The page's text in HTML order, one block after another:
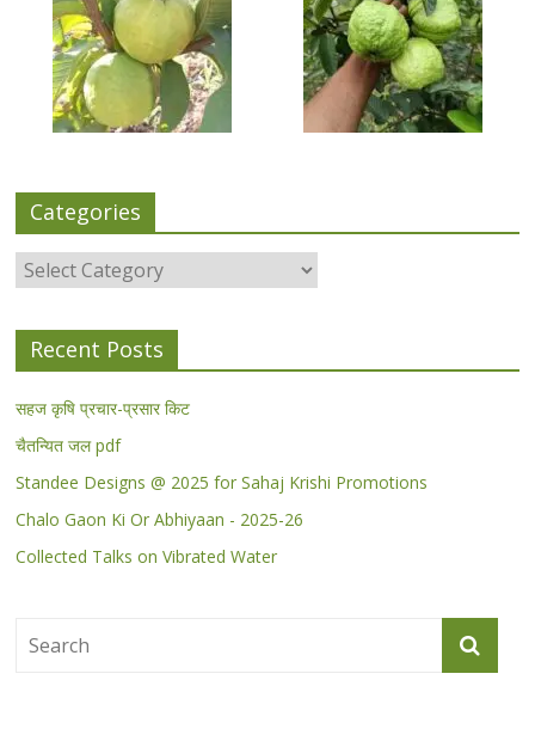
Categories
Categories
Recent Posts
सहज कृषि प्रचार-प्रसार किट
चैतन्यित जल pdf
Standee Designs @ 2025 for Sahaj Krishi Promotions
Chalo Gaon Ki Or Abhiyaan - 2025-26
Collected Talks on Vibrated Water